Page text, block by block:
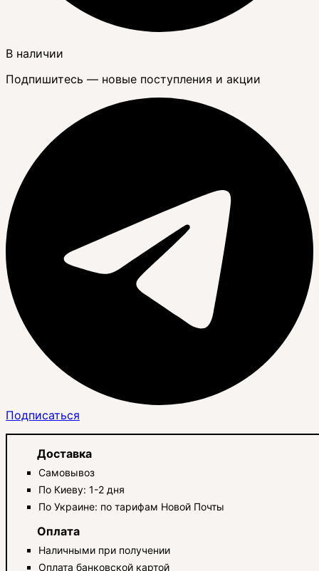
В наличии
Подпишитесь — новые поступления и акции
Подписаться
Доставка
Самовывоз
По Киеву: 1-2 дня
По Украине: по тарифам Новой Почты
Оплата
Наличными при получении
Оплата банковской картой